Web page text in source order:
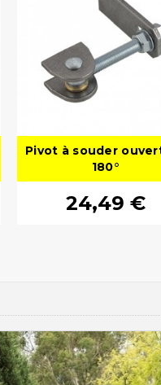
Pivot à souder
180°
24,49 €